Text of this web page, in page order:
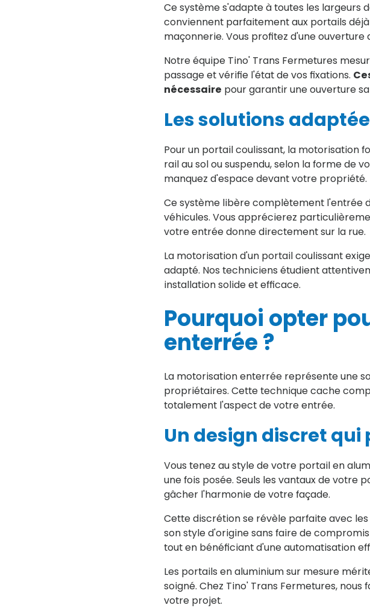
Ce système s'adapte à toutes les largeurs
conviennent parfaitement aux portails
maçonnerie. Vous profitez d'une
Notre équipe Tino' Trans Fermetures
passage et vérifie l'état de vos fixations.
nécessaire pour garantir une ouverture
Les solutions
Pour un portail coulissant, la motorisation
rail au sol ou suspendu, selon la forme de
manquez d'espace devant votre propriété.
Ce système libère complètement l'entrée
véhicules. Vous apprécierez
votre entrée donne directement sur la rue.
La motorisation d'un portail coulissant
adapté. Nos techniciens étudient
installation solide et efficace.
Pourquoi opter
enterrée ?
La motorisation enterrée représente une
propriétaires. Cette technique cache
totalement l'aspect de votre entrée.
Un design discret
Vous tenez au style de votre portail en
une fois posée. Seuls les vantaux de votre
gâcher l'harmonie de votre façade.
Cette discrétion se révèle parfaite avec
son style d'origine sans faire de
tout en bénéficiant d'une automatisation
Les portails en aluminium sur mesure
soigné. Chez Tino' Trans Fermetures,
votre projet.